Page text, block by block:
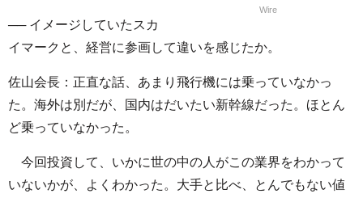
Wire
── イメージしていたスカ
イマークと、経営に参画して違いを感じたか。
佐山会長：正直な話、あまり飛行機には乗っていなかっ
た。海外は別だが、国内はだいたい新幹線だった。ほとん
ど乗っていなかった。
今回投資して、いかに世の中の人がこの業界をわかって
いないかが、よくわかった。大手と比べ、とんでもない値